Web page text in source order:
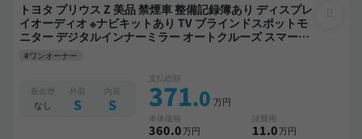
トヨタ プリウス Z 美品 禁煙車 整備記録簿あり ディスプレ
イオーディオ ※ナビキットあり TV ブラインドスポットモ
ニター デジタルインナーミラー オートクルーズ スマート
キー ETC 電動バックドア バックモニター 全方位カメラ ド
ライブレコーダー 衝突軽減
#ワンオーナー
板金歴
なし
外装
S
内装
S
支払総額
371.0 万円
本体価格
360.0万円
諸費用
11.0万円